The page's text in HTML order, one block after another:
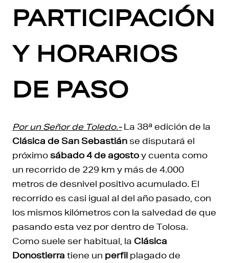
PARTICIPACIÓN
Y HORARIOS
DE PASO
Por un Señor de Toledo.-La 38ª edición de la
Clásica de San Sebastián se disputará el
próximosábado 4 de agostoy cuenta como
un recorrido de 229 km y más de 4.000
metros de desnivel positivo acumulado. El
recorrido es casi igual al del año pasado, con
los mismos kilómetros con la salvedad de que
pasando esta vez por dentro de Tolosa.
Como suele ser habitual, la Clásica
Donostierra tiene un perfil plagado de